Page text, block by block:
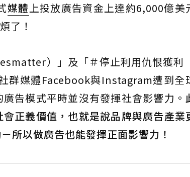
媒體上投放廣告資金上達約6,000億美
了！
）」及「＃停止利用仇恨獲利
媒體Facebook與Instagram遭到全
告模式平時並沒有發揮社會影響力。
正義價值，也就是說品牌與廣告產業
所以做廣告也能發揮正面影響力！